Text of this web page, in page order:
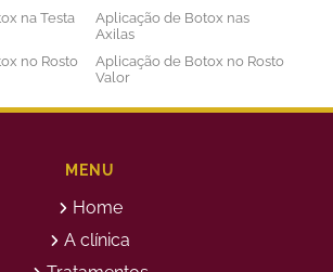
na Testa
Aplicação de Botox nas
Axilas
no Rosto
Aplicação de Botox no Rosto
Valor
nos
Aplicação de Botox Preço
Barriga
no Glúteo Valor
Colageno
Bioestimuladores de
Colágeno
MENU
Home
A clínica